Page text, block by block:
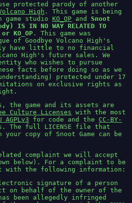
protected parody of another
High . This game is being
game studioKO_OP andSnoot
IS IN NO WAY RELATED TO
KO_OP . This game was
of Goodbye Volcano High's
have little to no financial
High's future sales. We
who wishes to pursue
facts before doing so as we
protected under 17
on exclusive rights as
the game and its assets are
Culture Licenses with the most
AGPLv3 for code and the CC-BY-
The full LICENSE file that
your copy of Snoot Game can be
complaint we will accept
below). For a complaint to be
with the following information:
signature of a person
on behalf of the owner of the
been allegedly infringed